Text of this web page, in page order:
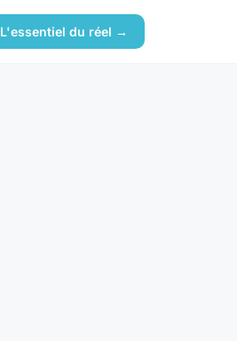
L'essentiel du réel →